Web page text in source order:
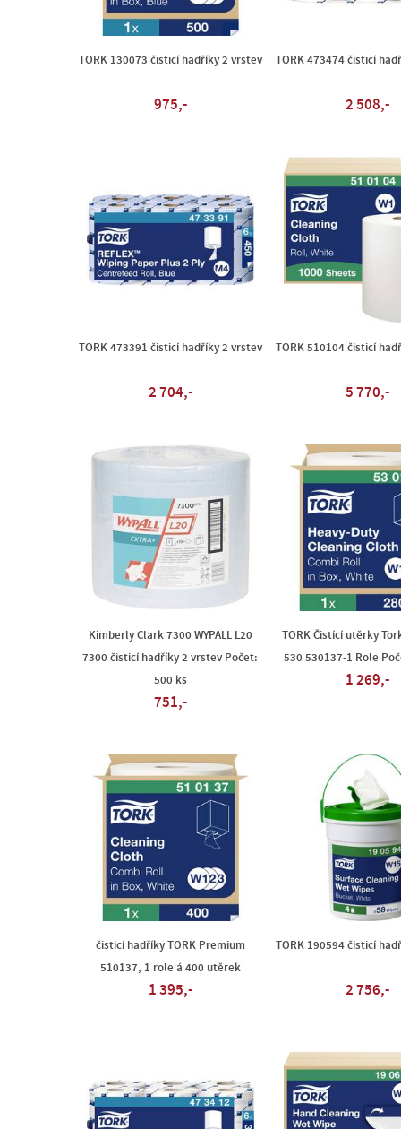
TORK 130073 čisticí hadříky 2 vrstev
975,-
TORK 473474 čisticí
2 508,-
TORK 473391 čisticí hadříky 2 vrstev
2 704,-
TORK 510104 čisticí
5 770,-
Kimberly Clark 7300 WYPALL L20
7300 čisticí hadříky 2 vrstev Počet:
500 ks
751,-
TORK Čistící utěrky
530 530137-1 Role
1 269,-
čisticí hadříky TORK Premium
510137, 1 role á 400 utěrek
1 395,-
TORK 190594 čisticí
2 756,-